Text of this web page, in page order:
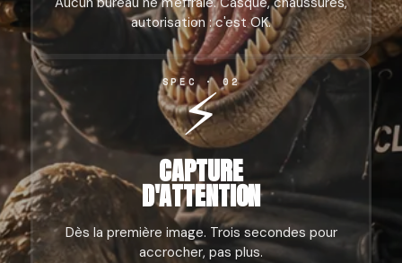
autorisation : c'est OK.
SPEC · 02
⚡
CAPTURE
D'ATTENTION
Dès la première image. Trois secondes pour
accrocher, pas plus.